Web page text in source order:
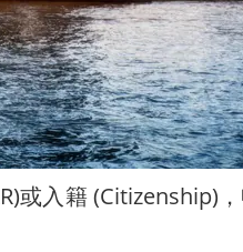
或入籍 (Citizenship)